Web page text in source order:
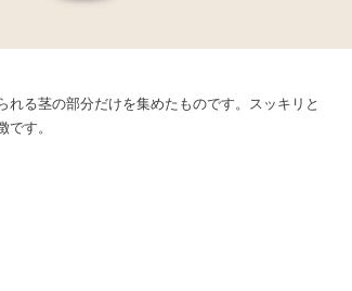
れる茎の部分だけを集めたものです。スッキリと
です。